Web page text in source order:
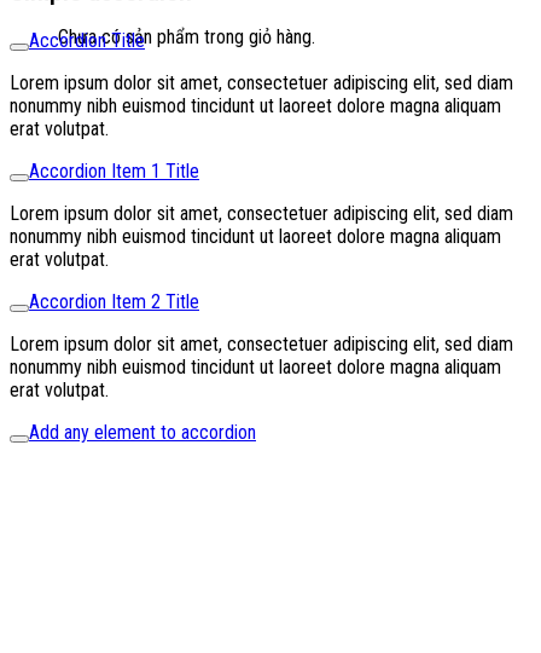
Chưa có sản phẩm trong giỏ hàng.
Accordion Title
Lorem ipsum dolor sit amet, consectetuer adipiscing elit, sed diam
nonummy nibh euismod tincidunt ut laoreet dolore magna aliquam
erat volutpat.
Accordion Item 1 Title
Lorem ipsum dolor sit amet, consectetuer adipiscing elit, sed diam
nonummy nibh euismod tincidunt ut laoreet dolore magna aliquam
erat volutpat.
Accordion Item 2 Title
Lorem ipsum dolor sit amet, consectetuer adipiscing elit, sed diam
nonummy nibh euismod tincidunt ut laoreet dolore magna aliquam
erat volutpat.
Add any element to accordion